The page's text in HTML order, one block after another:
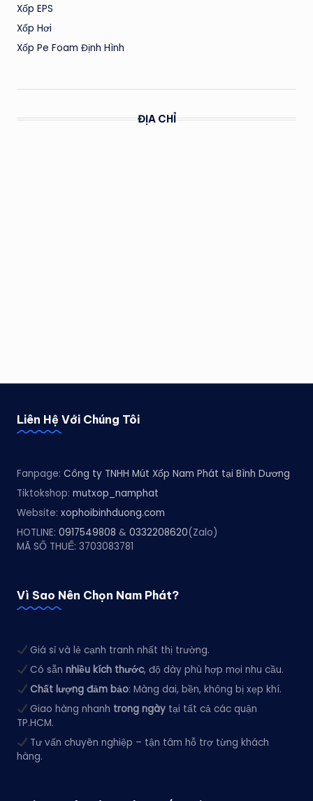
Xốp EPS
Xốp Hơi
Xốp Pe Foam Định Hình
ĐỊA CHỈ
Liên Hệ Với Chúng Tôi
Fanpage: Công ty TNHH Mút Xốp Nam Phát tại Bình Dương
Tiktokshop: mutxop_namphat
Website: xophoibinhduong.com
HOTLINE: 0917549808 & 0332208620(Zalo)
MÃ SỐ THUẾ: 3703083781
Vì Sao Nên Chọn Nam Phát?
Giá sỉ và lẻ cạnh tranh nhất thị trường.
Có sẵnnhiều kích thước, độ dày phù hợp mọi nhu cầu.
Chất lượng đảm bảo: Màng dai, bền, không bị xẹp khí.
Giao hàng nhanh trong ngày tại tất cả các quận
TP.HCM.
Tư vấn chuyên nghiệp – tận tâm hỗ trợ từng khách
hàng.